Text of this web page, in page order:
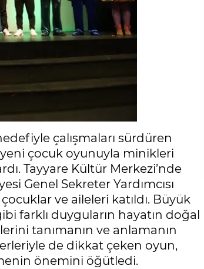
çalışmaları sürdüren
yeni çocuk oyunuyla minikleri
Tayyare Kültür Merkezi’nde
Genel Sekreter Yardımcısı
ve aileleri katıldı. Büyük
farklı duyguların hayatın doğal
tanımanın ve anlamanın
de dikkat çeken oyun,
önemini öğütledi.